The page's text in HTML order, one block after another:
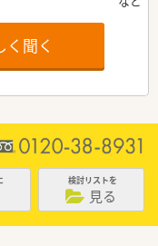
聞く
検討リストを
見る